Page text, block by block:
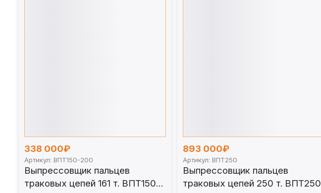
338 000₽
Артикул: ВПТ150-200
Выпрессовщик пальцев
траковых цепей 161 т. ВПТ150-
893 000₽
Артикул: ВПТ250
Выпрессовщик пальцев
траковых цепей 250 т. ВПТ250